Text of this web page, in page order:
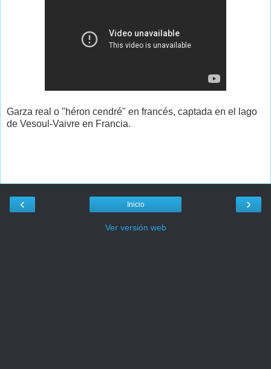
Garza real o "héron cendré" en francés, captada en el lago
de Vesoul-Vaivre en Francia.
‹ ›
Inicio
Ver versión web